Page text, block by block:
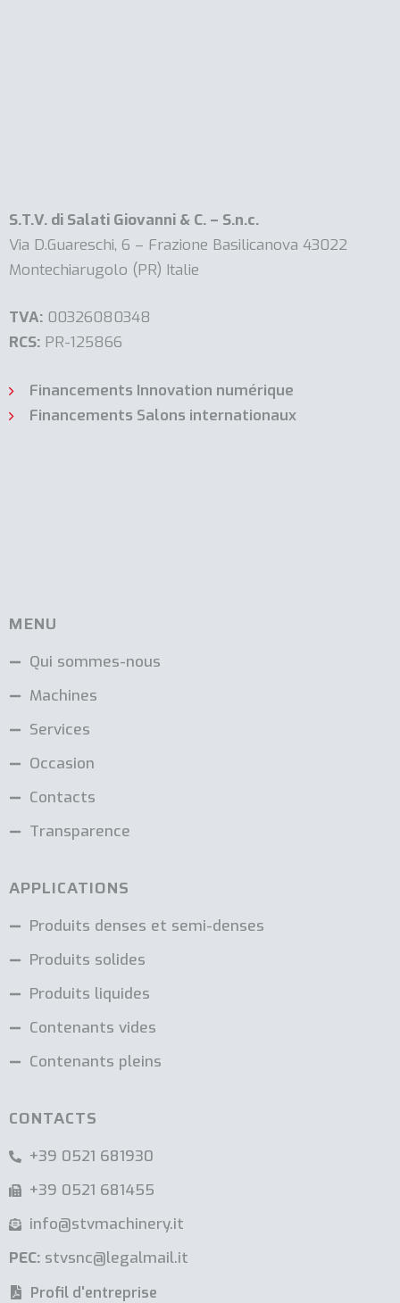
S.T.V. di Salati Giovanni & C. – S.n.c.
Via D.Guareschi, 6 – Frazione Basilicanova 43022
Montechiarugolo (PR) Italie
TVA: 00326080348
RCS: PR-125866
Financements Innovation numérique
Financements Salons internationaux
MENU
Qui sommes-nous
Machines
Services
Occasion
Contacts
Transparence
APPLICATIONS
Produits denses et semi-denses
Produits solides
Produits liquides
Contenants vides
Contenants pleins
CONTACTS
+39 0521 681930
+39 0521 681455
info@stvmachinery.it
PEC: stvsnc@legalmail.it
Profil d'entreprise